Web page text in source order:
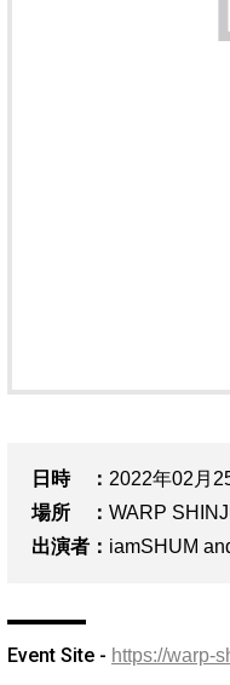
日時
2022年02月
場所
WARP
出演者
iamSHUM
Event Site - https://warp-